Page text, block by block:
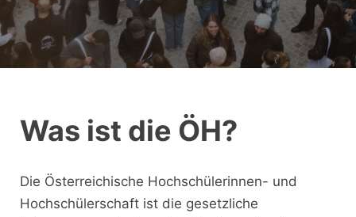
Was ist die ÖH?
Die Österreichische Hochschülerinnen- und
Hochschülerschaft ist die gesetzliche